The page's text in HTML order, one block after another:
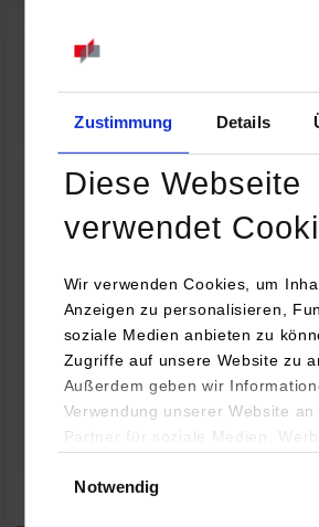
Zustimmung Details
Diese Webseite
verwendet
Wir verwenden Cookies, um
Anzeigen zu personalisieren,
soziale Medien anbieten zu
Zugriffe auf unsere Website zu
Außerdem geben wir
Verwendung unserer Website an
Partner für soziale Medien,
YouTube, Google Maps) führen
Notwendig
Online INDIS-Infoveranstaltung für
Zum Event
Technologietag: Clean Urban
nachhaltige Mobilität im
16.09.2026 - 17.09.2026
Im Mittelpunkt stehen elektrische
Batterietechnologien und innovative
nachhaltige Mobilität in Stadt und…